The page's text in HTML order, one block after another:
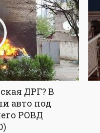
ДРГ? В
авто под
РОВД